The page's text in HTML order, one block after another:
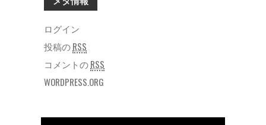
ブ
ログイン
投稿のRSS
コメントのRSS
WORDPRESS.ORG